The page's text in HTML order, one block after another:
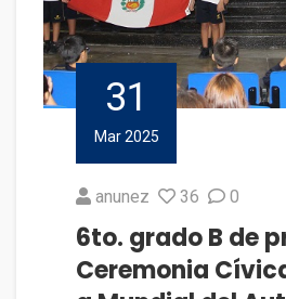
31
Mar 2025
anunez 36 0
6to. grado B de
Ceremonia